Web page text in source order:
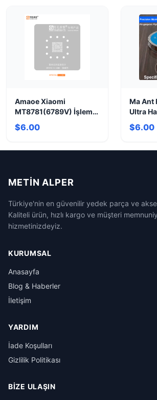
Amaoe Xiaomi
MT8781(6789V) İşlemci
Kalıbı | CPU Reballing
Şablonu
$6.00
Ma Ant
Ultra
Teli
$6.00
METIN ALPER
Türkiye'nin en güvenilir yedek parça ve
Kaliteli ürün, hızlı kargo ve müşteri
hizmetinizdeyiz.
KURUMSAL
Anasayfa
Blog & Haberler
İletişim
YARDIM
İade Koşulları
Gizlilik Politikası
BIZE ULAŞIN